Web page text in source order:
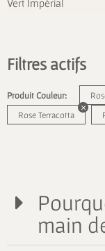
Vert Impérial
Filtres actifs
Produit Couleur:
Rose Terracotta
main